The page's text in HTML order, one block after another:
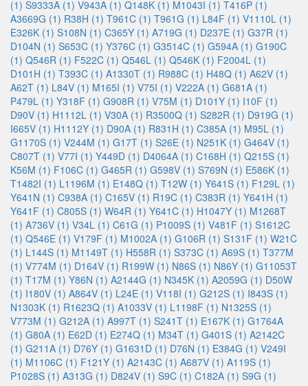
(1) S9333A (1) V943A (1) Q148K (1) M1043I (1) T416P (1)
A3669G (1) R38H (1) T961C (1) T961G (1) L84F (1) V1110L (1)
E326K (1) S108N (1) C365Y (1) A719G (1) D237E (1) G37R (1)
D104N (1) S653C (1) Y376C (1) G3514C (1) G594A (1) G190C
(1) Q546R (1) F522C (1) Q546L (1) Q546K (1) F2004L (1)
D101H (1) T393C (1) A1330T (1) R988C (1) H48Q (1) A62V (1)
A62T (1) L84V (1) M165I (1) V75I (1) V222A (1) G681A (1)
P479L (1) Y318F (1) G908R (1) V75M (1) D101Y (1) I10F (1)
D90V (1) H1112L (1) V30A (1) R3500Q (1) S282R (1) D919G (1)
I665V (1) H1112Y (1) D90A (1) R831H (1) C385A (1) M95L (1)
G1170S (1) V244M (1) G17T (1) S26E (1) N251K (1) G464V (1)
C807T (1) V77I (1) Y449D (1) D4064A (1) C168H (1) Q215S (1)
K56M (1) F106C (1) G465R (1) G598V (1) S769N (1) E586K (1)
T1482I (1) L1196M (1) E148Q (1) T12W (1) Y641S (1) F129L (1)
Y641N (1) C938A (1) C165V (1) R19C (1) C383R (1) Y641H (1)
Y641F (1) C805S (1) W64R (1) Y641C (1) H1047Y (1) M1268T
(1) A736V (1) V34L (1) C61G (1) P1009S (1) V481F (1) S1612C
(1) Q546E (1) V179F (1) M1002A (1) G106R (1) S131F (1) W21C
(1) L144S (1) M1149T (1) H558R (1) S373C (1) A69S (1) T377M
(1) V774M (1) D164V (1) R199W (1) N86S (1) N86Y (1) G11053T
(1) T17M (1) Y86N (1) A2144G (1) N345K (1) A2059G (1) D50W
(1) I180V (1) A864V (1) L24E (1) V118I (1) G212S (1) I843S (1)
N1303K (1) R1623Q (1) A1033V (1) L1198F (1) N1325S (1)
V773M (1) G212A (1) A997T (1) S241T (1) E167K (1) G1764A
(1) G80A (1) E62D (1) E274Q (1) M34T (1) G401S (1) A2142C
(1) G211A (1) D76Y (1) G1631D (1) D76N (1) E384G (1) V249I
(1) M1106C (1) F121Y (1) A2143C (1) A687V (1) A119S (1)
P1028S (1) A313G (1) D824V (1) S9C (1) C182A (1) S9G (1)